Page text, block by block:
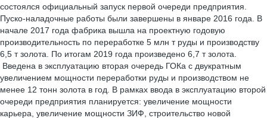
состоялся официальный запуск первой очереди предприятия.
Пуско-наладочные работы были завершены в январе 2016 года. В
начале 2017 года фабрика вышла на проектную годовую
производительность по переработке 5 млн т руды и производству
6,5 т золота. По итогам 2019 года произведено 6,7 т золота.
Введена в эксплуатацию вторая очередь ГОКа с двукратным
увеличением мощности переработки руды и производством не
менее 12 тонн золота в год. В рамках ввода в эксплуатацию второй
очереди предприятия планируется: увеличение мощности
карьера, увеличение мощности ЗИФ, строительство новой